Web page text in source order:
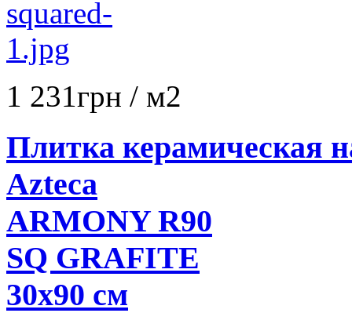
1 231грн / м2
Плитка керамическая
Azteca
ARMONY R90
SQ GRAFITE
30x90 см